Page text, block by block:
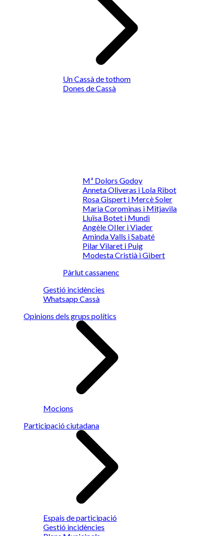
Un Cassà de tothom
Dones de Cassà
Mª Dolors Godoy
Anneta Oliveras i Lola Ribot
Rosa Gispert i Mercè Soler
Maria Corominas i Mitjavila
Lluïsa Botet i Mundi
Angèle OIler i Viader
Aminda Valls i Sabaté
Pilar Vilaret i Puig
Modesta Cristià i Gibert
Pàrlut cassanenc
Gestió incidències
Whatsapp Cassà
Opinions dels grups polítics
Mocions
Participació ciutadana
Espais de participació
Gestió incidències